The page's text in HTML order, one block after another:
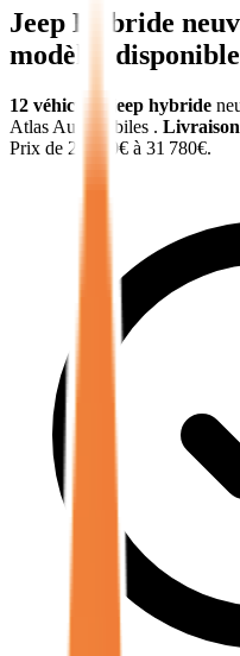
Jeep Hybride
modèles
12 véhicules jeep hybride
Atlas Automobiles .
Prix de 29 950€ à 31 780€.